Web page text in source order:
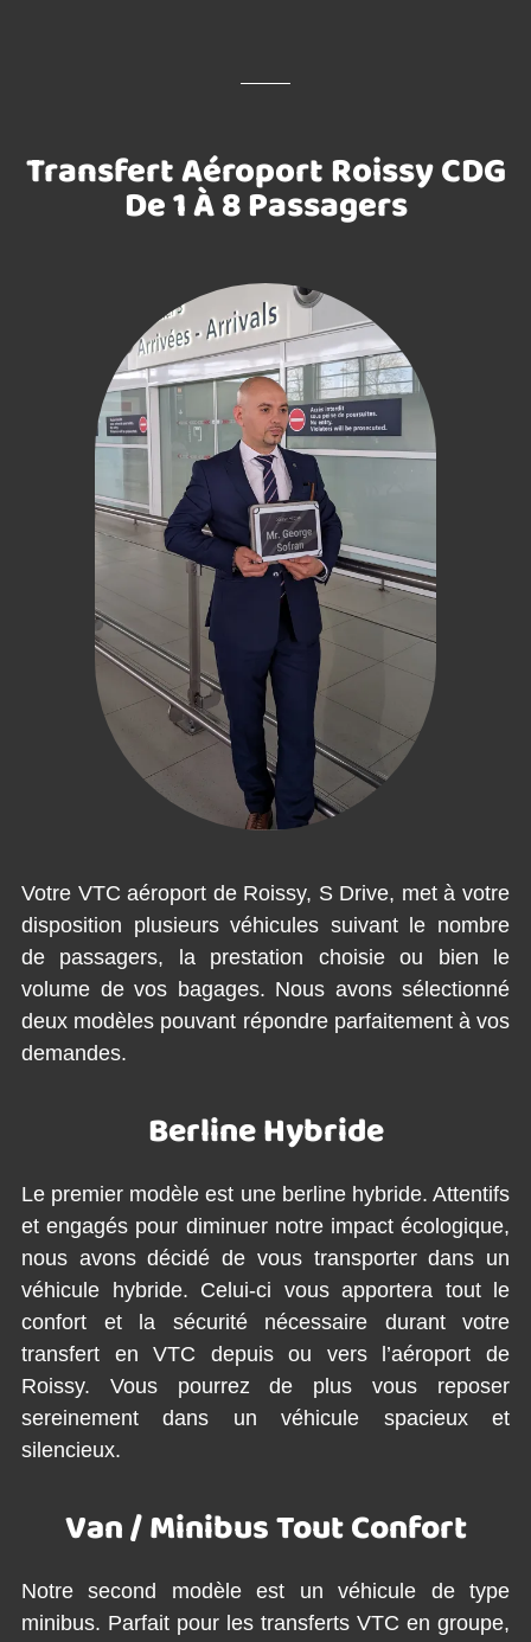
Transfert Aéroport Roissy CDG
De 1 À 8 Passagers
Votre VTC aéroport de Roissy, S Drive, met à votre
disposition plusieurs véhicules suivant le nombre
de passagers, la prestation choisie ou bien le
volume de vos bagages. Nous avons sélectionné
deux modèles pouvant répondre parfaitement à vos
demandes.
Berline Hybride
Le premier modèle est une berline hybride. Attentifs
et engagés pour diminuer notre impact écologique,
nous avons décidé de vous transporter dans un
véhicule hybride. Celui-ci vous apportera tout le
confort et la sécurité nécessaire durant votre
transfert en VTC depuis ou vers l’aéroport de
Roissy. Vous pourrez de plus vous reposer
sereinement dans un véhicule spacieux et
silencieux.
Van / Minibus Tout Confort
Notre second modèle est un véhicule de type
minibus. Parfait pour les transferts VTC en groupe,